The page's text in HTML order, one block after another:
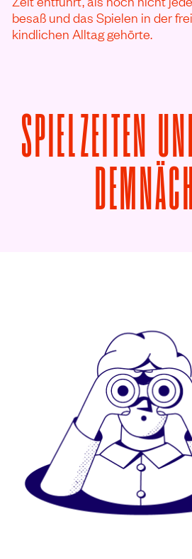
besaß und das Spielen in der
kindlichen Alltag gehörte.
SPIELZEITEN